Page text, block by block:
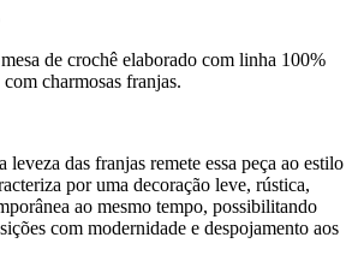
de crochê elaborado com linha 100%
charmosas franjas.
leveza das franjas remete essa peça ao estilo
por uma decoração leve, rústica,
ao mesmo tempo, possibilitando
com modernidade e despojamento aos